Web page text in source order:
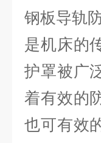
钢板导轨
是机床的
护罩被广
着有效的
也可有效